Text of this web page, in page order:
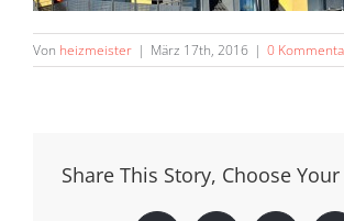
Von heizmeister | März 17th, 2016 | 0
Share This Story, Choose